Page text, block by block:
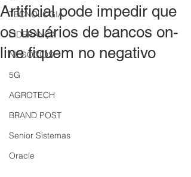
TECNOLOGIA
LIDERANÇA
NEGÓCIOS
5G
AGROTECH
BRAND POST
Senior Sistemas
Oracle
Artificial pode impedir que
os usuários de bancos on-
line fiquem no negativo